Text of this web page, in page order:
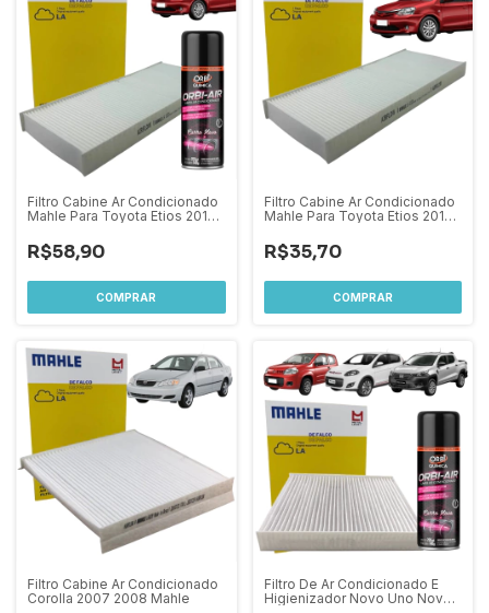
Filtro Cabine Ar Condicionado
Mahle Para Toyota Etios 2012
R$58,90
Filtro Cabine Ar Condicionado
Mahle Para Toyota Etios 2012
R$35,70
Filtro Cabine Ar Condicionado
Corolla 2007 2008 Mahle
Filtro De Ar Condicionado E
Higienizador Novo Uno Novo